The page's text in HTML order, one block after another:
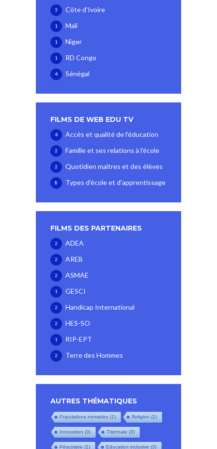
Côte d'Ivoire
3
Mali
1
Niger
1
RD Congo
1
Sénégal
4
FILMS DE WEB EDU TV
Accès et qualité de l'éducation
4
Famille et ses relations à l'école
2
Quotidien maîtres et des élèves
2
Types d'école et d'apprentissage
8
FILMS DES PARTENAIRES
ADEA
2
AREB
2
ASMAE
2
GESCI
1
Handicap International
2
HES-SO
2
RIP-EPT
1
Terre des Hommes
2
AUTRES THÉMATIQUES
Populations nomades (1) Religion (2)
Innovation (3) Triennale (3)
Péscolaire (1) Education inclusive (3)